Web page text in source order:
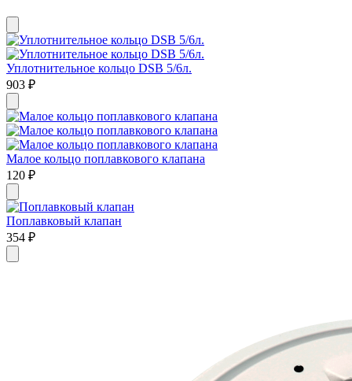
Уплотнительное кольцо DSB 5/6л.
903 ₽
Малое кольцо поплавкового клапана
120 ₽
Поплавковый клапан
354 ₽